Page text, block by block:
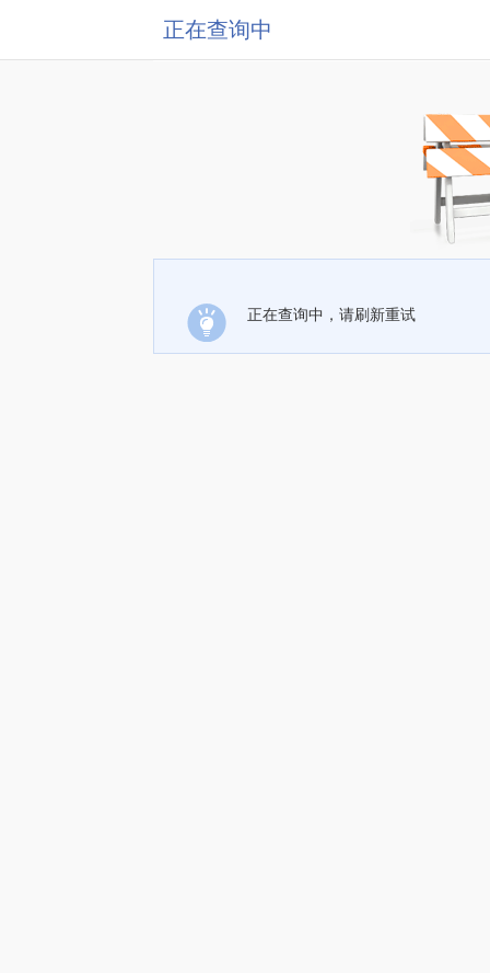
正在查询中
正在查询中，请刷新重试